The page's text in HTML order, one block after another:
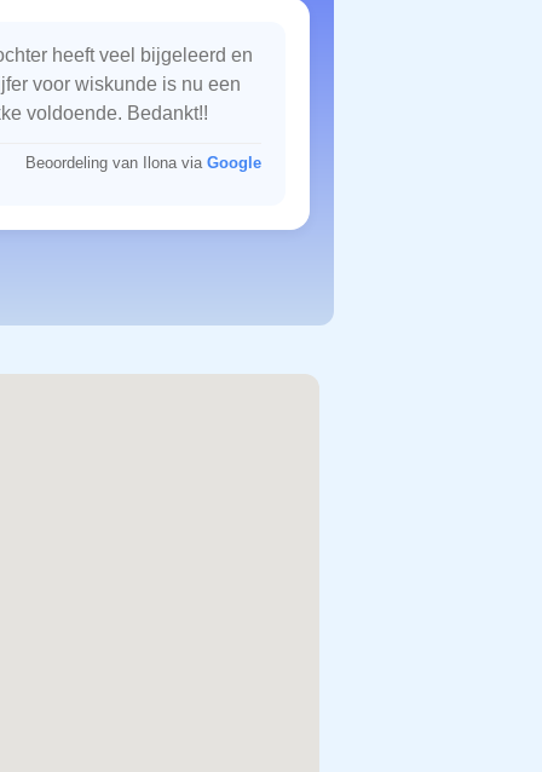
heeft veel bijgeleerd en
voor wiskunde is nu een
voldoende. Bedankt!!
Beoordeling van Ilona via Google